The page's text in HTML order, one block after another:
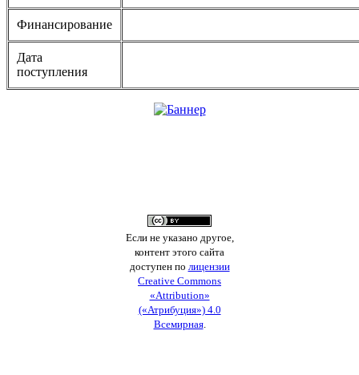
Финансирование
Дата
поступления
Если не указано другое,
контент этого сайта
доступен по лицензии
Creative Commons
«Attribution»
(«Атрибуция») 4.0
Всемирная.